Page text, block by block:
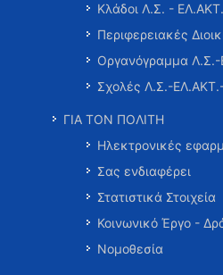
Κλάδοι Λ.Σ. - ΕΛ.ΑΚΤ.
Περιφερειακές
Οργανόγραμμα
Σχολές Λ.Σ.-
ΓΙΑ ΤΟΝ ΠΟΛΙΤΗ
Ηλεκτρονικές
Σας ενδιαφέρει
Στατιστικά Στοιχεία
Κοινωνικό Έργο -
Νομοθεσία